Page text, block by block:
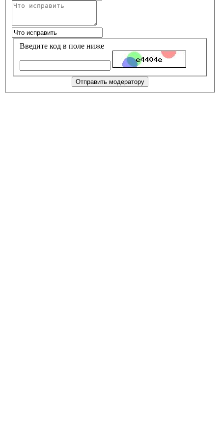
Введите код в поле ниже
Отправить модератору